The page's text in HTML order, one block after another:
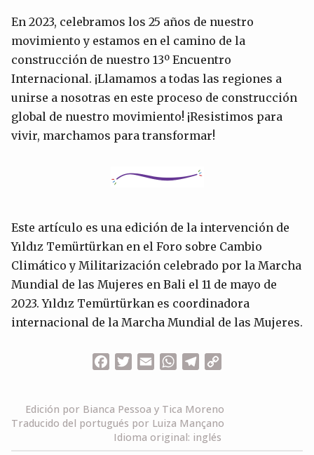
En 2023, celebramos los 25 años de nuestro
movimiento y estamos en el camino de la
construcción de nuestro 13º Encuentro
Internacional. ¡Llamamos a todas las regiones a
unirse a nosotras en este proceso de construcción
global de nuestro movimiento! ¡Resistimos para
vivir, marchamos para transformar!
Este artículo es una edición de la intervención de
Yıldız Temürtürkan en el Foro sobre Cambio
Climático y Militarización celebrado por la Marcha
Mundial de las Mujeres en Bali el 11 de mayo de
2023. Yıldız Temürtürkan es coordinadora
internacional de la Marcha Mundial de las Mujeres.
FacebookTwitterEmailWhatsApp
Telegram
Edición por Bianca Pessoa y Tica Moreno
Traducido del portugués por Luiza Mançano
Idioma original: inglés